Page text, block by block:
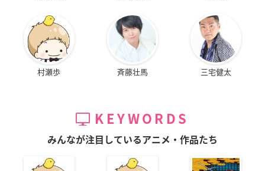
村瀬歩 斉藤壮馬 三宅健太
KEYWORDS
みんなが注目しているアニメ・作品たち